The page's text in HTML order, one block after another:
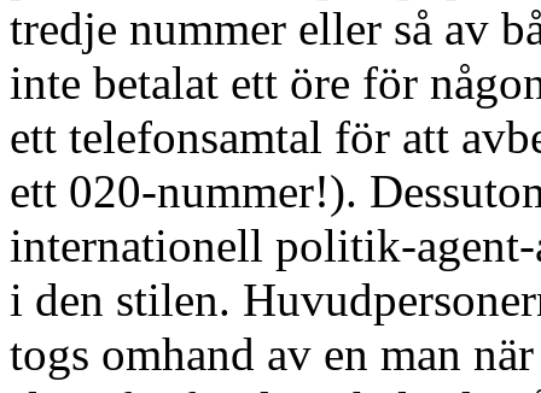
tredje nummer eller så av
inte betalat ett öre för
ett telefonsamtal för att
ett 020-nummer!).
internationell politik-
i den stilen.
togs omhand av en man